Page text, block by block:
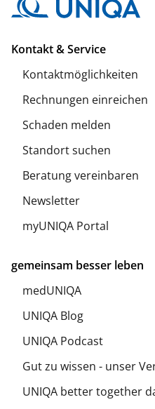
Kontakt & Service
Kontaktmöglichkeiten
Rechnungen einreichen
Schaden melden
Standort suchen
Beratung vereinbaren
Newsletter
myUNIQA Portal
gemeinsam besser leben
medUNIQA
UNIQA Blog
UNIQA Podcast
Gut zu wissen - unser
UNIQA better together